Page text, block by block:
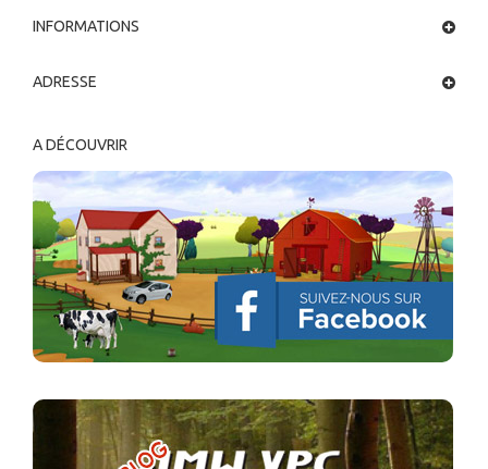
INFORMATIONS
ADRESSE
A DÉCOUVRIR